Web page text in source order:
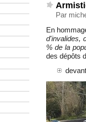
Par
En
d'invalides,
% de la
des dépôts